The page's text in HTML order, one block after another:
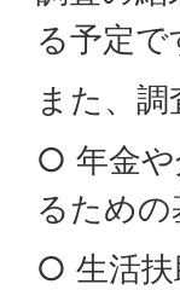
る予定で
また、
○ 年金や
るため
○ 生活扶